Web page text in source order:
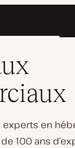
experts en
100 ans